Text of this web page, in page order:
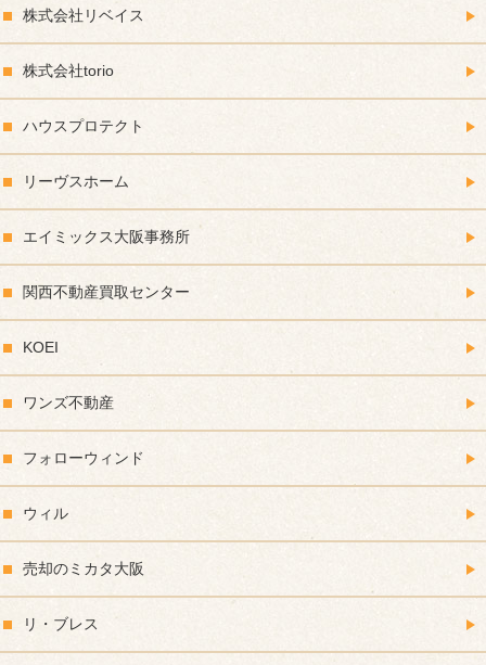
株式会社リベイス
株式会社torio
ハウスプロテクト
リーヴスホーム
エイミックス大阪事務所
関西不動産買取センター
KOEI
ワンズ不動産
フォローウィンド
ウィル
売却のミカタ大阪
リ・ブレス